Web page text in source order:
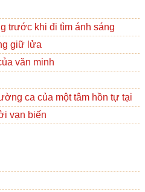
trước khi đi tìm ánh sáng
giữ lửa
văn minh
ca của một tâm hồn tự tại
vạn biến